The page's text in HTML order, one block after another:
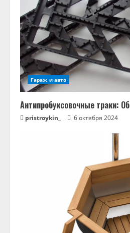
Гараж и авто
Антипробуксовочные траки:
pristroykin_ 6 октября 2024